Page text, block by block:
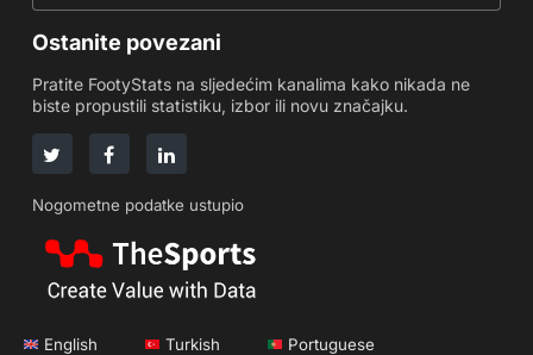
Ostanite povezani
Pratite FootyStats na sljedećim kanalima kako nikada ne
biste propustili statistiku, izbor ili novu značajku.
Nogometne podatke ustupio
English Turkish Portuguese